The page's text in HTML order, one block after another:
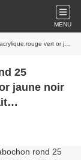
MENU
deco nouveau,cadeau fete anniversaire,homme femme unisex lgbt
25
jaune noir
gothique
lgbt